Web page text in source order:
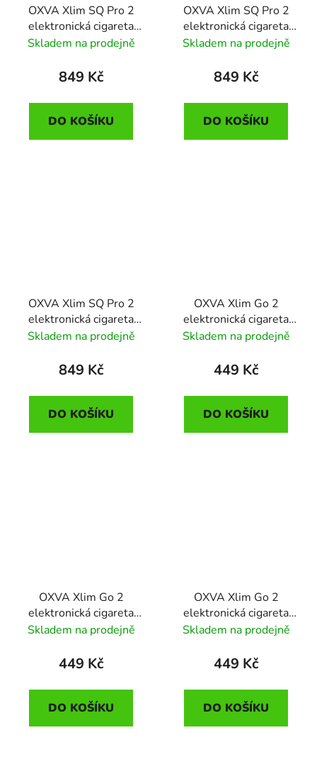
OXVA Xlim SQ Pro 2
elektronická cigareta
1600mAh Frost Marble
Skladem na prodejně
849 Kč
DO KOŠÍKU
OXVA Xlim SQ Pro 2
elektronická cigareta
1600mAh Black Carbon
Skladem na prodejně
849 Kč
DO KOŠÍKU
OXVA Xlim SQ Pro 2
elektronická cigareta
1600mAh Blue Shadow
Skladem na prodejně
849 Kč
DO KOŠÍKU
OXVA Xlim Go 2
elektronická cigareta
1500mAh Pink Ripple
Skladem na prodejně
449 Kč
DO KOŠÍKU
OXVA Xlim Go 2
elektronická cigareta
1500mAh Metal Silver
Skladem na prodejně
449 Kč
DO KOŠÍKU
OXVA Xlim Go 2
elektronická cigareta
1500mAh Light Brown
Skladem na prodejně
449 Kč
DO KOŠÍKU